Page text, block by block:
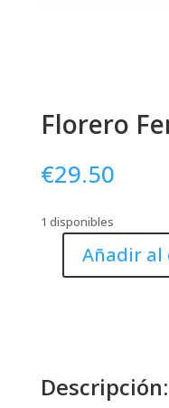
Florero
€29.50
1 disponibles
Añadir
Descripción: